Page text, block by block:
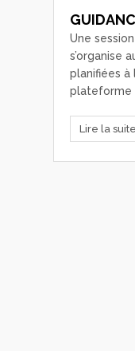
Une
s’organise
planifiées à
plateforme
Lire la suite